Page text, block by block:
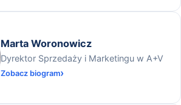
Marta Woronowicz
Dyrektor Sprzedaży i Marketingu w A+V
Zobacz biogram